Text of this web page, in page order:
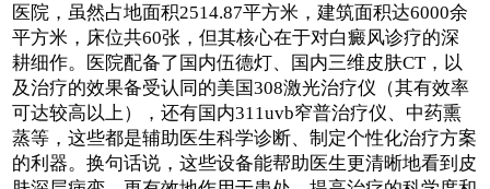
医院，虽然占地面积2514.87平方米，建筑面积达6000余
平方米，床位共60张，但其核心在于对白癜风诊疗的深
耕细作。医院配备了国内伍德灯、国内三维皮肤CT，以
及治疗的效果备受认同的美国308激光治疗仪（其有效率
可达较高以上），还有国内311uvb窄普治疗仪、中药熏
蒸等，这些都是辅助医生科学诊断、制定个性化治疗方案
的利器。换句话说，这些设备能帮助医生更清晰地看到皮